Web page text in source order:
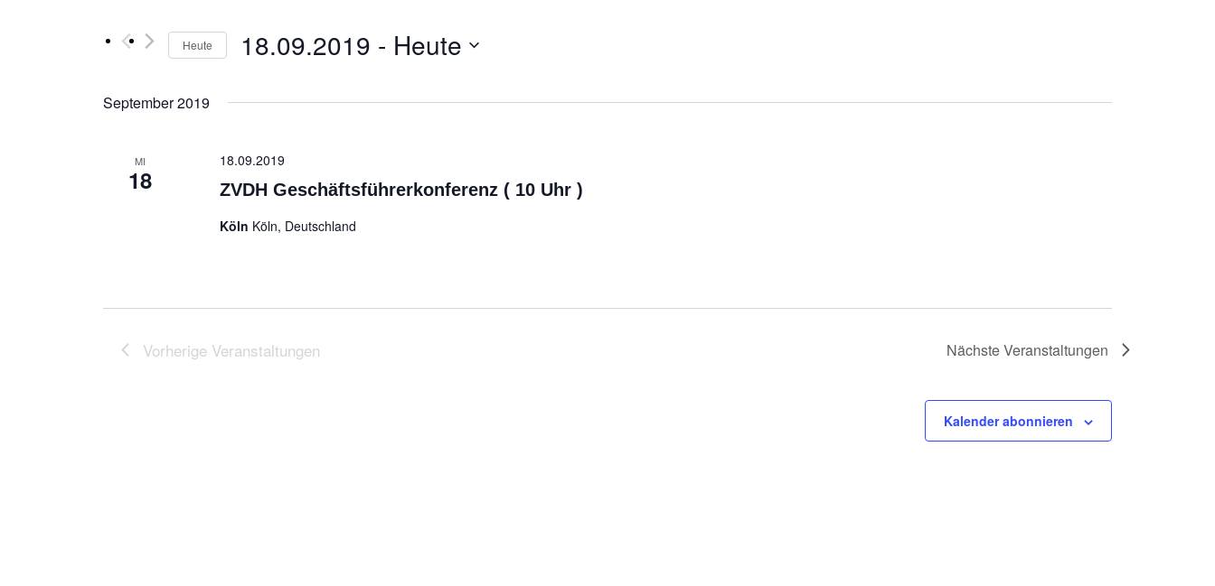
Heute 18.09.2019 - Heute
wählen.
September 2019
MI
18
18.09.2019
ZVDH Geschäftsführerkonferenz ( 10 Uhr )
Köln Köln, Deutschland
Vorherige Veranstaltungen NächsteVeranstaltungen
Kalender abonnieren